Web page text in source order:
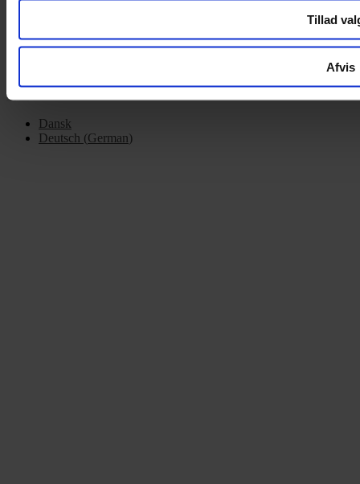
Tillad
Afvis
Copyright © 2022.Design & hosting by Webhuset Ballum ApS
Dansk
Deutsch (German)